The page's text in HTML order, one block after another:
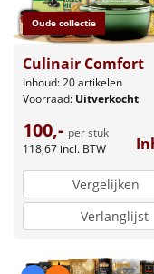
Oude collectie
Culinair Comfort
Inhoud: 20 artikelen
Voorraad: Uitverkocht
100,- per stuk
118,67 incl. BTW
Vergelijken
Verlanglijst